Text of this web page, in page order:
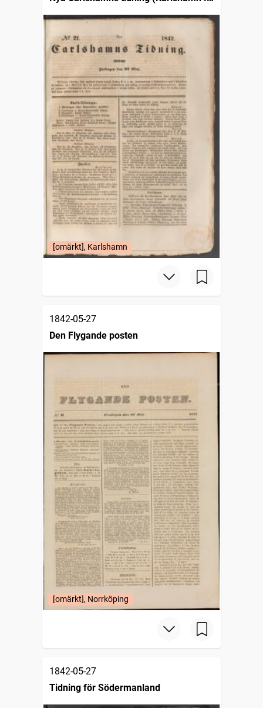
1841)
[omärkt], Karlshamn
1842-05-27
Den Flygande posten
[omärkt], Norrköping
1842-05-27
Tidning för Södermanland